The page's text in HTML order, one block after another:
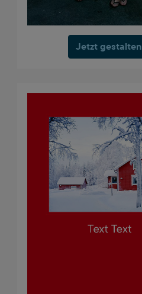
Jetzt gestalten